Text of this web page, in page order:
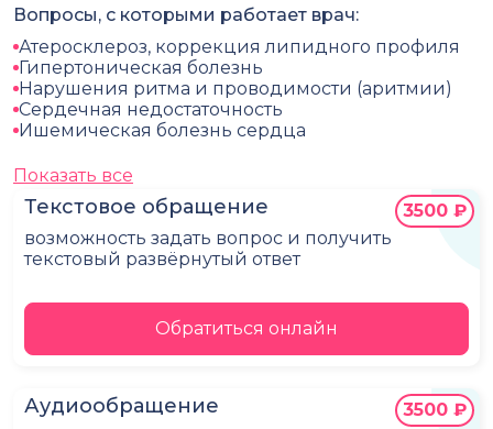
Текстовое обращение
возможность задать вопрос и получить
текстовый развёрнутый ответ
3500 ₽
Обратиться онлайн
Аудиообращение 3500 ₽
Вопросы, с которыми работает врач:
Атеросклероз, коррекция липидного профиля
Гипертоническая болезнь
Нарушения ритма и проводимости (аритмии)
Сердечная недостаточность
Ишемическая болезнь сердца
Показать все